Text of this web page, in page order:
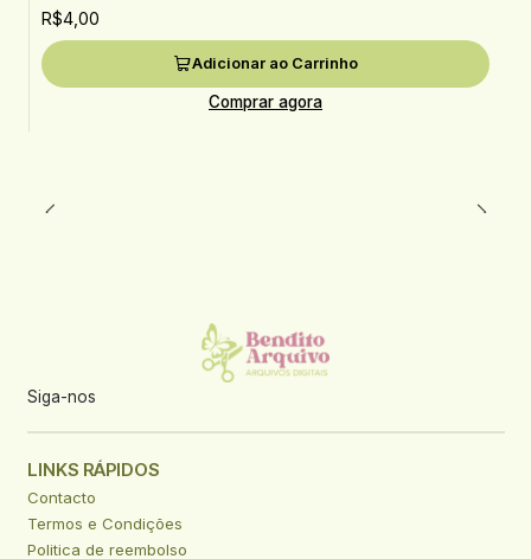
R$4,00
Adicionar ao Carrinho
Comprar agora
Siga-nos
LINKS RÁPIDOS
Contacto
Termos e Condições
Politica de reembolso